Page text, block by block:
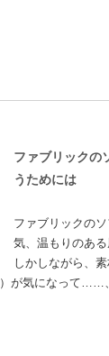
ファブリックの
うためには
ファブリックの
気、温もりのある
しかしながら、
が気になって……